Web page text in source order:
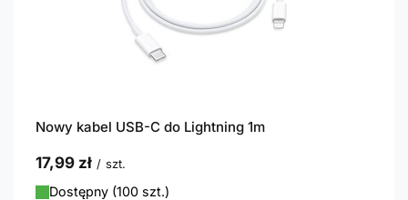
Nowy kabel USB-C do Lightning 1m
17,99 zł / szt.
Dostępny (100 szt.)